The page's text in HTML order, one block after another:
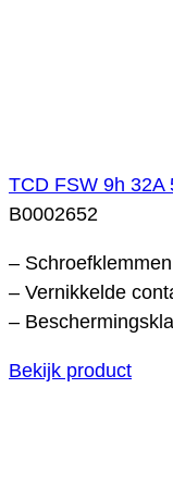
TCD FSW 9h 32A
B0002652
– Schroefklemmen
– Vernikkelde
–
Bekijk product